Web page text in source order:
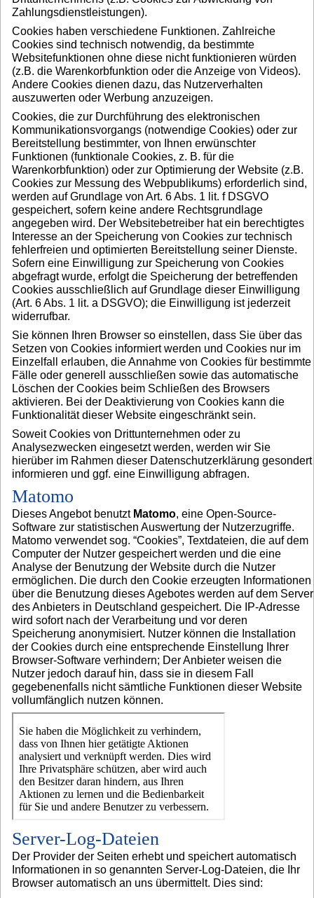
Zahlungsdienstleistungen).
Cookies haben verschiedene Funktionen. Zahlreiche
Cookies sind technisch notwendig, da bestimmte
Websitefunktionen ohne diese nicht funktionieren würden
(z.B. die Warenkorbfunktion oder die Anzeige von Videos).
Andere Cookies dienen dazu, das Nutzerverhalten
auszuwerten oder Werbung anzuzeigen.
Cookies, die zur Durchführung des elektronischen
Kommunikationsvorgangs (notwendige Cookies) oder zur
Bereitstellung bestimmter, von Ihnen erwünschter
Funktionen (funktionale Cookies, z. B. für die
Warenkorbfunktion) oder zur Optimierung der Website (z.B.
Cookies zur Messung des Webpublikums) erforderlich sind,
werden auf Grundlage von Art. 6 Abs. 1 lit. f DSGVO
gespeichert, sofern keine andere Rechtsgrundlage
angegeben wird. Der Websitebetreiber hat ein berechtigtes
Interesse an der Speicherung von Cookies zur technisch
fehlerfreien und optimierten Bereitstellung seiner Dienste.
Sofern eine Einwilligung zur Speicherung von Cookies
abgefragt wurde, erfolgt die Speicherung der betreffenden
Cookies ausschließlich auf Grundlage dieser Einwilligung
(Art. 6 Abs. 1 lit. a DSGVO); die Einwilligung ist jederzeit
widerrufbar.
Sie können Ihren Browser so einstellen, dass Sie über das
Setzen von Cookies informiert werden und Cookies nur im
Einzelfall erlauben, die Annahme von Cookies für bestimmte
Fälle oder generell ausschließen sowie das automatische
Löschen der Cookies beim Schließen des Browsers
aktivieren. Bei der Deaktivierung von Cookies kann die
Funktionalität dieser Website eingeschränkt sein.
Soweit Cookies von Drittunternehmen oder zu
Analysezwecken eingesetzt werden, werden wir Sie
hierüber im Rahmen dieser Datenschutzerklärung gesondert
informieren und ggf. eine Einwilligung abfragen.
Matomo
Dieses Angebot benutzt Matomo, eine Open-Source-
Software zur statistischen Auswertung der Nutzerzugriffe.
Matomo verwendet sog. “Cookies”, Textdateien, die auf dem
Computer der Nutzer gespeichert werden und die eine
Analyse der Benutzung der Website durch die Nutzer
ermöglichen. Die durch den Cookie erzeugten Informationen
über die Benutzung dieses Agebotes werden auf dem Server
des Anbieters in Deutschland gespeichert. Die IP-Adresse
wird sofort nach der Verarbeitung und vor deren
Speicherung anonymisiert. Nutzer können die Installation
der Cookies durch eine entsprechende Einstellung Ihrer
Browser-Software verhindern; Der Anbieter weisen die
Nutzer jedoch darauf hin, dass sie in diesem Fall
gegebenenfalls nicht sämtliche Funktionen dieser Website
vollumfänglich nutzen können.
Server-Log-Dateien
Der Provider der Seiten erhebt und speichert automatisch
Informationen in so genannten Server-Log-Dateien, die Ihr
Browser automatisch an uns übermittelt. Dies sind: